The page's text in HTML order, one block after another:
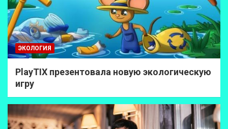
ЭКОЛОГИЯ
PlayTIX презентовала новую экологическую
игру